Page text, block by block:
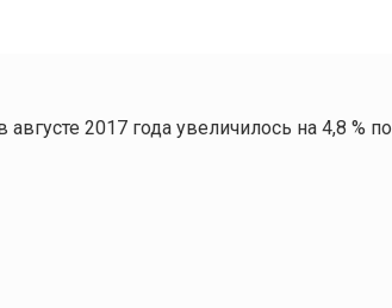
2017 года увеличилось на 4,8 % по